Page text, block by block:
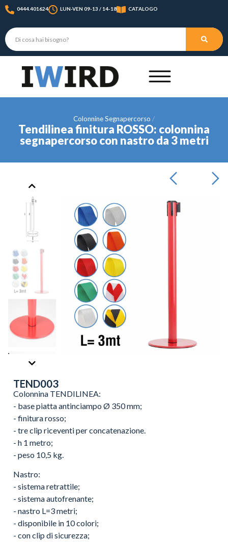
0444.401624 LUN-VEN 09-13 / 14-18 CATALOGO
Colonnine Segnapercorso
Tendilinea finitura ROSSO: colonnina
segnapercorso con nastro da 3 metri
TEND003
Colonnina TENDILINEA:
- base piatta antinciampo Ø 350 mm;
- finitura rosso;
- tre clip riceventi per concatenazione.
- h 1 metro;
- peso 10,5 kg.
Nastro:
- sistema retrattile;
- sistema autofrenante;
- nastro L=3 metri;
- disponibile in 10 colori;
- con clip di sicurezza;